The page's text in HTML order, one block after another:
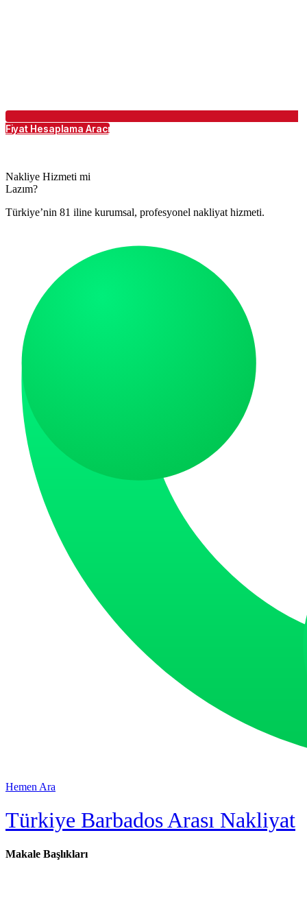
Fiyat Hesaplama Aracı
Nakliye Hizmeti mi
Lazım?
Türkiye’nin 81 iline kurumsal, profesyonel nakliyat hizmeti.
Hemen Ara
Türkiye Barbados Arası Nakliyat
Makale Başlıkları